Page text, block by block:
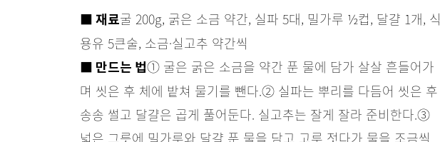
■ 재료굴 200g, 굵은 소금 약간, 실파 5대, 밀가루 ½컵, 달걀 1개, 식
용유 5큰술, 소금·실고추 약간씩
■ 만드는 법① 굴은 굵은 소금을 약간 푼 물에 담가 살살 흔들어가
며 씻은 후 체에 밭쳐 물기를 뺀다.② 실파는 뿌리를 다듬어 씻은 후
송송 썰고 달걀은 곱게 풀어둔다. 실고추는 잘게 잘라 준비한다.③
넓은 그릇에 밀가루와 달걀 푼 물을 담고 고루 젓다가 물을 조금씩